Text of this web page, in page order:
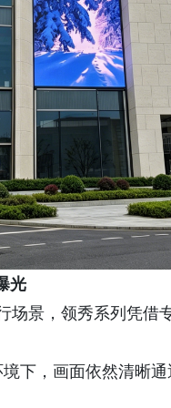
光
场景，领秀系列凭借
境下，画面依然清晰